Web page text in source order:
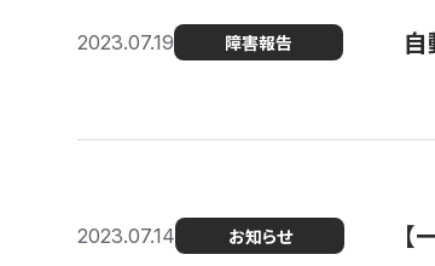
2023.07.19 障害報告
2023.07.14 お知らせ